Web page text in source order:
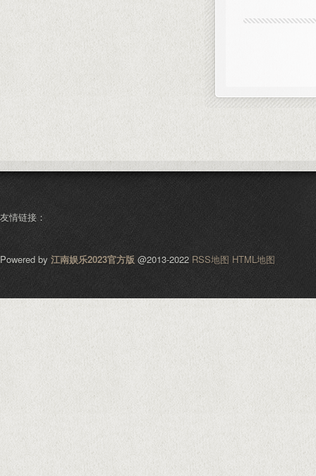
友情链接：
Powered by 江南娱乐2023官方版 @2013-2022 RSS地图 HTML地图